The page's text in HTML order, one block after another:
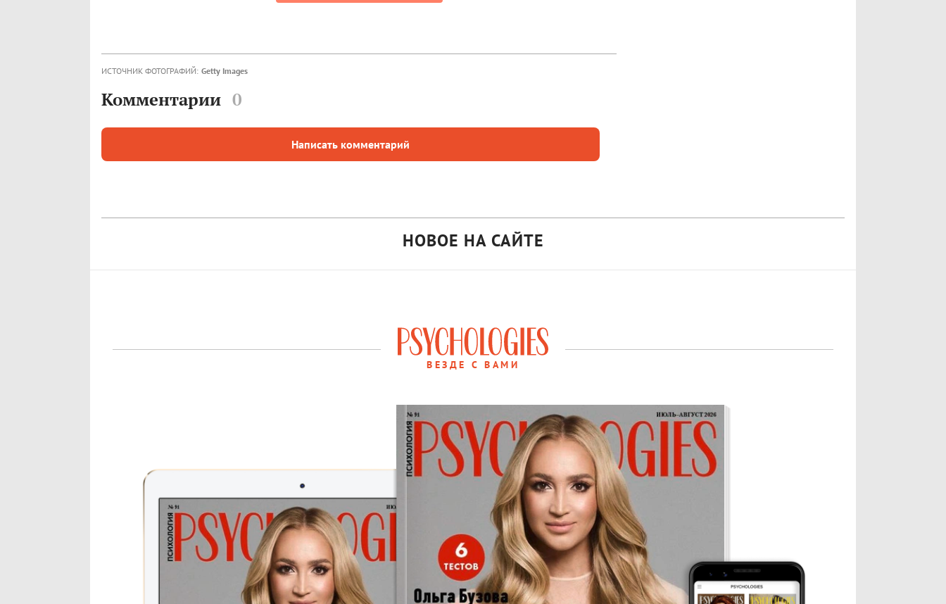
ИСТОЧНИК ФОТОГРАФИЙ: Getty Images
Комментарии 0
Написать комментарий
НОВОЕ НА САЙТЕ
ВЕЗДЕ С ВАМИ